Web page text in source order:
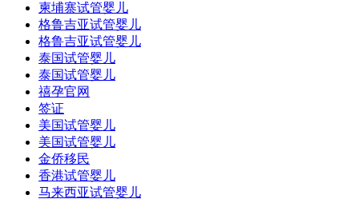
柬埔寨试管婴儿
格鲁吉亚试管婴儿
格鲁吉亚试管婴儿
泰国试管婴儿
泰国试管婴儿
禧孕官网
签证
美国试管婴儿
美国试管婴儿
金侨移民
香港试管婴儿
马来西亚试管婴儿